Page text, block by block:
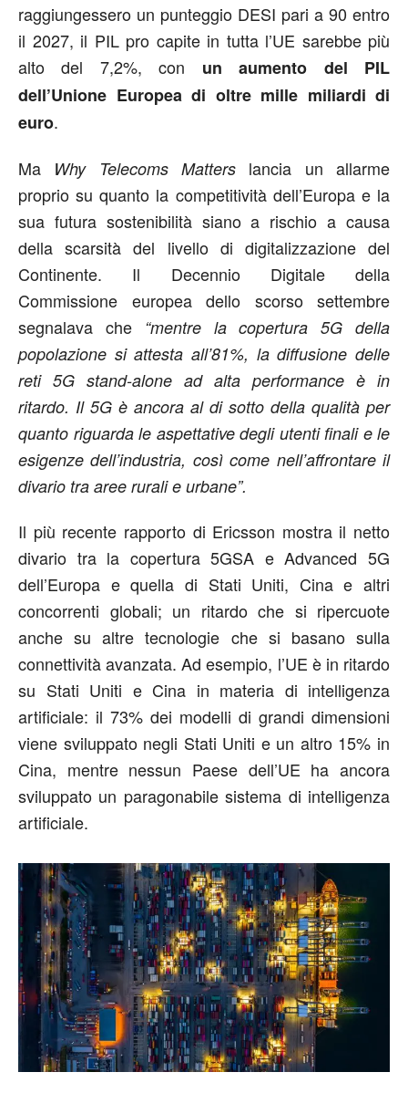
raggiungessero un punteggio DESI pari a 90 entro
il 2027, il PIL pro capite in tutta l’UE sarebbe più
alto del 7,2%, con un aumento del PIL
dell’Unione Europea di oltre mille miliardi di
euro.
Ma Why Telecoms Matters lancia un allarme
proprio su quanto la competitività dell’Europa e la
sua futura sostenibilità siano a rischio a causa
della scarsità del livello di digitalizzazione del
Continente. Il Decennio Digitale della
Commissione europea dello scorso settembre
segnalava che “mentre la copertura 5G della
popolazione si attesta all’81%, la diffusione delle
reti 5G stand-alone ad alta performance è in
ritardo. Il 5G è ancora al di sotto della qualità per
quanto riguarda le aspettative degli utenti finali e le
esigenze dell’industria, così come nell’affrontare il
divario tra aree rurali e urbane”.
Il più recente rapporto di Ericsson mostra il netto
divario tra la copertura 5GSA e Advanced 5G
dell’Europa e quella di Stati Uniti, Cina e altri
concorrenti globali; un ritardo che si ripercuote
anche su altre tecnologie che si basano sulla
connettività avanzata. Ad esempio, l’UE è in ritardo
su Stati Uniti e Cina in materia di intelligenza
artificiale: il 73% dei modelli di grandi dimensioni
viene sviluppato negli Stati Uniti e un altro 15% in
Cina, mentre nessun Paese dell’UE ha ancora
sviluppato un paragonabile sistema di intelligenza
artificiale.